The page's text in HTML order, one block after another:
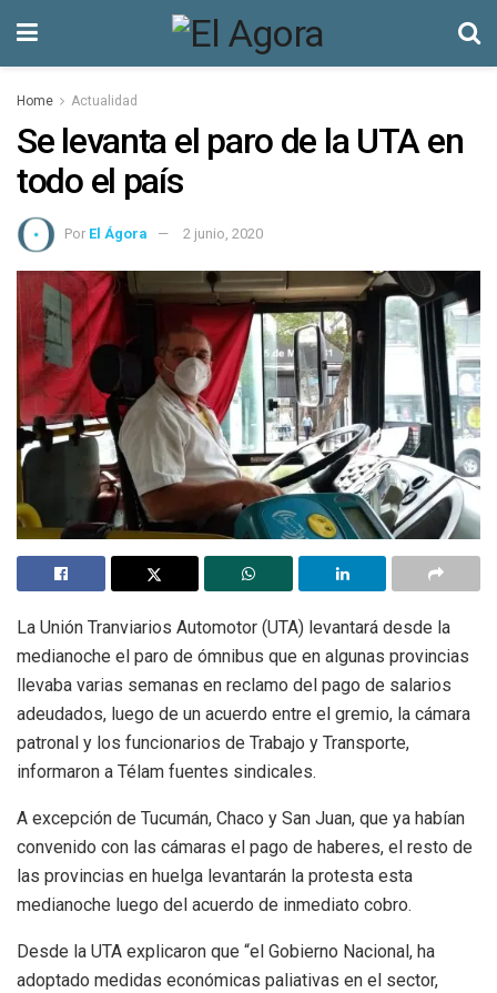
Home Actualidad
Se levanta el paro de la UTA en
todo el país
Por El Ágora 2 junio, 2020
La Unión Tranviarios Automotor (UTA) levantará desde la
medianoche el paro de ómnibus que en algunas provincias
llevaba varias semanas en reclamo del pago de salarios
adeudados, luego de un acuerdo entre el gremio, la cámara
patronal y los funcionarios de Trabajo y Transporte,
informaron a Télam fuentes sindicales.
A excepción de Tucumán, Chaco y San Juan, que ya habían
convenido con las cámaras el pago de haberes, el resto de
las provincias en huelga levantarán la protesta esta
medianoche luego del acuerdo de inmediato cobro.
Desde la UTA explicaron que “el Gobierno Nacional, ha
adoptado medidas económicas paliativas en el sector,